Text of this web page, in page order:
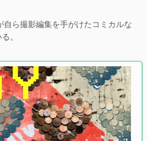
自ら撮影編集を手がけたコミカルな
。